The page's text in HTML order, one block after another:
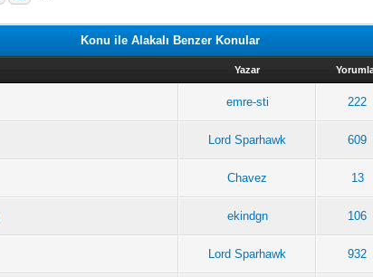
Konu ile Alakalı Benzer Konular
Yazar
emre-sti 222
Lord Sparhawk 609
Chavez 13
ekindgn 106
Lord Sparhawk 932